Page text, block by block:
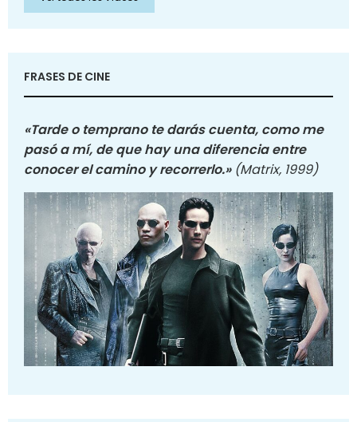
FRASES DE CINE
«Tarde o temprano te darás cuenta, como me
pasó a mí, de que hay una diferencia entre
conocer el camino y recorrerlo.» (Matrix, 1999)